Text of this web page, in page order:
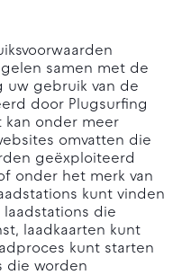
samen met de
uw gebruik van de
door Plugsurfing
kan onder meer
omvatten die
geëxploiteerd
onder het merk van
kunt vinden
die
laadkaarten kunt
kunt starten
die worden